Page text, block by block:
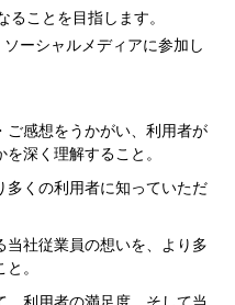
ことを目指します。
ーシャルメディアに参加し
ご感想をうかがい、利用者が
深く理解すること。
多くの利用者に知っていただ
当社従業員の想いを、より多
。